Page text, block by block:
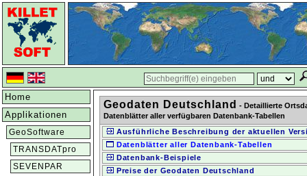
Home
Applikationen
GeoSoftware
TRANSDATpro
SEVENPAR
Geodaten Deutschland - Detaillierte
Datenblätter aller verfügbaren Datenbank-Tabellen
Ausführliche Beschreibung der aktuellen
Datenblätter aller Datenbank-Tabellen
Datenbank-Beispiele
Preise der Geodaten Deutschland